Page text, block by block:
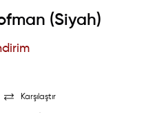
(Siyah)
Karşılaştır